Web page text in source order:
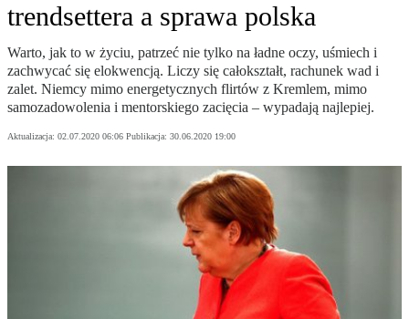
trendsettera a sprawa polska
Warto, jak to w życiu, patrzeć nie tylko na ładne oczy, uśmiech i
zachwycać się elokwencją. Liczy się całokształt, rachunek wad i
zalet. Niemcy mimo energetycznych flirtów z Kremlem, mimo
samozadowolenia i mentorskiego zacięcia – wypadają najlepiej.
Aktualizacja: 02.07.2020 06:06 Publikacja: 30.06.2020 19:00